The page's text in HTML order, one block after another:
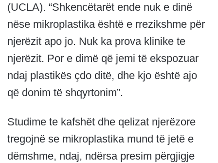
(UCLA). “Shkencëtarët ende nuk e dinë
nëse mikroplastika është e rrezikshme për
njerëzit apo jo. Nuk ka prova klinike te
njerëzit. Por e dimë që jemi të ekspozuar
ndaj plastikës çdo ditë, dhe kjo është ajo
që donim të shqyrtonim”.
Studime te kafshët dhe qelizat njerëzore
tregojnë se mikroplastika mund të jetë e
dëmshme, ndaj, ndërsa presim përgjigje